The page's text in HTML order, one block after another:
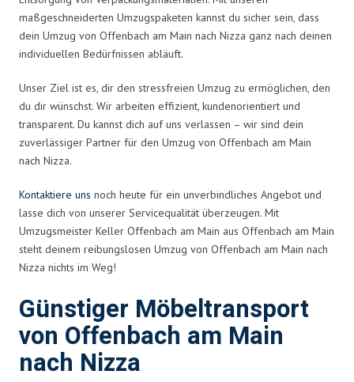
maßgeschneiderten Umzugspaketen kannst du sicher sein, dass
dein Umzug von Offenbach am Main nach Nizza ganz nach deinen
individuellen Bedürfnissen abläuft.
Unser Ziel ist es, dir den stressfreien Umzug zu ermöglichen, den
du dir wünschst. Wir arbeiten effizient, kundenorientiert und
transparent. Du kannst dich auf uns verlassen – wir sind dein
zuverlässiger Partner für den Umzug von Offenbach am Main
nach Nizza.
Kontaktiere uns noch heute für ein unverbindliches Angebot und
lasse dich von unserer Servicequalität überzeugen. Mit
Umzugsmeister Keller Offenbach am Main aus Offenbach am Main
steht deinem reibungslosen Umzug von Offenbach am Main nach
Nizza nichts im Weg!
Günstiger Möbeltransport
von Offenbach am Main
nach Nizza